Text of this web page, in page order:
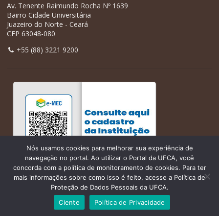
Av. Tenente Raimundo Rocha Nº 1639
Bairro Cidade Universitária
Juazeiro do Norte - Ceará
CEP 63048-080
+55 (88) 3221 9200
Nós usamos cookies para melhorar sua experiência de
navegação no portal. Ao utilizar o Portal da UFCA, você
concorda com a política de monitoramento de cookies. Para ter
mais informações sobre como isso é feito, acesse a Política de
Proteção de Dados Pessoais da UFCA.
Ciente
Política de Privacidade